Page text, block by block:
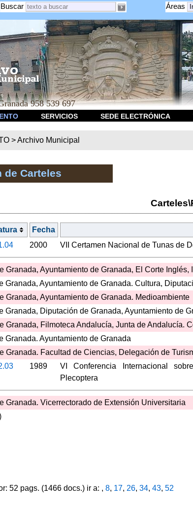
Áreas
Buscar
958 539 697
SERVICIOS SEDE ELECTRÓNICA
>Archivo Municipal
de Carteles
Fecha
2000 VII Certamen Nacional de Tunas de
Granada, Ayuntamiento de Granada, El Corte Inglés,
Granada, Ayuntamiento de Granada. Cultura,
Granada, Ayuntamiento de Granada. Medioambiente
Granada, Diputación de Granada, Ayuntamiento de
Granada, Filmoteca Andalucía, Junta de Andalucía.
Granada. Ayuntamiento de Granada
Granada. Facultad de Ciencias, Delegación de
1989
VI Conferencia Internacional
Plecoptera
Granada. Vicerrectorado de Extensión Universitaria
52 pags. (1466 docs.) ir a: , 8, 17, 26, 34, 43, 52